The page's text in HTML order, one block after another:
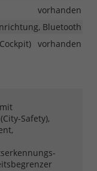
vorhanden
Bluetooth
vorhanden
Safety),